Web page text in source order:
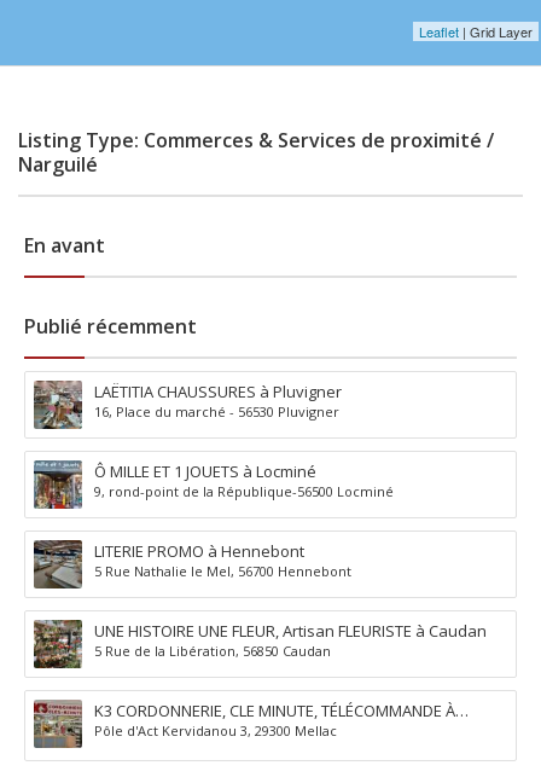
Leaflet | Grid Layer
Listing Type: Commerces & Services de proximité /
Narguilé
En avant
Publié récemment
LAËTITIA CHAUSSURES à Pluvigner
16, Place du marché - 56530 Pluvigner
Ô MILLE ET 1 JOUETS à Locminé
9, rond-point de la République-56500 Locminé
LITERIE PROMO à Hennebont
5 Rue Nathalie le Mel, 56700 Hennebont
UNE HISTOIRE UNE FLEUR, Artisan FLEURISTE à Caudan
5 Rue de la Libération, 56850 Caudan
K3 CORDONNERIE, CLE MINUTE, TÉLÉCOMMANDE À
QUIMPERLÉ
Pôle d'Act Kervidanou 3, 29300 Mellac